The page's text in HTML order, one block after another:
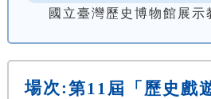
國立臺灣歷史博物館展
場次:第11屆「歷史戲